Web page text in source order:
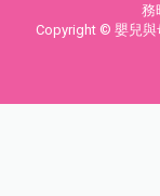
務
Copyright © 嬰兒與